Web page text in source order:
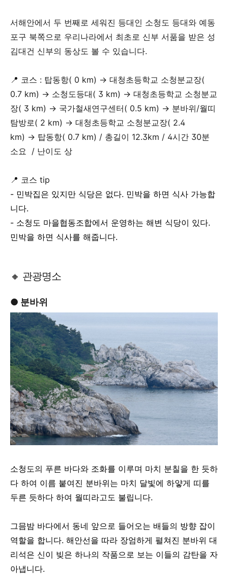
서해안에서 두 번째로 세워진 등대인 소청도 등대와 예동
포구 북쪽으로 우리나라에서 최초로 신부 서품을 받은 성
김대건 신부의 동상도 볼 수 있습니다.
📍 코스 : 탑동항( 0 km) → 대청초등학교 소청분교장(
0.7 km) → 소청도등대( 3 km) → 대청초등학교 소청분교
장( 3 km) → 국가철새연구센터( 0.5 km) → 분바위/월띠
탐방로( 2 km) → 대청초등학교 소청분교장( 2.4
km) → 탑동항( 0.7 km) / 총길이 12.3km / 4시간 30분
소요 / 난이도 상
📍 코스 tip
- 민박집은 있지만 식당은 없다. 민박을 하면 식사 가능합
니다.
- 소청도 마을협동조합에서 운영하는 해변 식당이 있다.
민박을 하면 식사를 해줍니다.
🔸 관광명소
● 분바위
소청도의 푸른 바다와 조화를 이루며 마치 분칠을 한 듯하
다 하여 이름 붙여진 분바위는 마치 달빛에 하얗게 띠를
두른 듯하다 하여 월띠라고도 불립니다.
그믐밤 바다에서 동네 앞으로 들어오는 배들의 방향 잡이
역할을 합니다. 해안선을 따라 장엄하게 펼쳐진 분바위 대
리석은 신이 빚은 하나의 작품으로 보는 이들의 감탄을 자
아냅니다.